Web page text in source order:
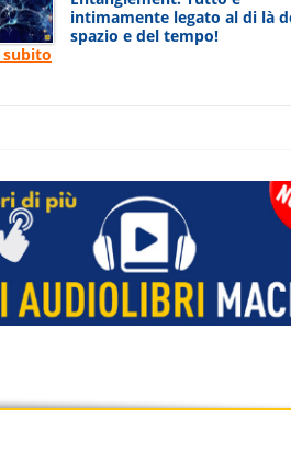
intimamente legato al di là
spazio e del tempo!
subito